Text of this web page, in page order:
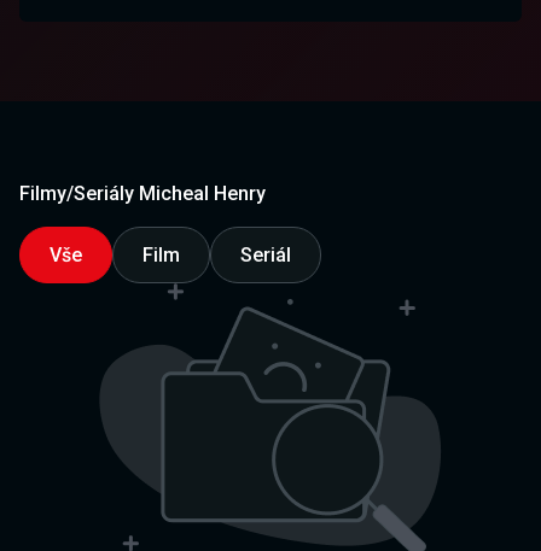
Filmy/Seriály Micheal Henry
Vše Film Seriál